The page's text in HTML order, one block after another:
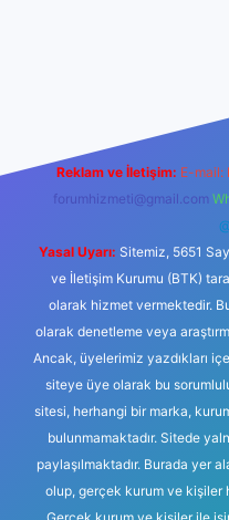
Reklam ve İletişim: E-mail:
forumhizmeti@gmail.com
Yasal Uyarı: Sitemiz, 5651
ve İletişim Kurumu (BTK)
olarak hizmet vermektedir.
olarak denetleme veya
Ancak, üyelerimiz yazdıkları
siteye üye olarak bu
sitesi, herhangi bir marka,
bulunmamaktadır. Sitede
paylaşılmaktadır. Burada yer
olup, gerçek kurum ve kişiler